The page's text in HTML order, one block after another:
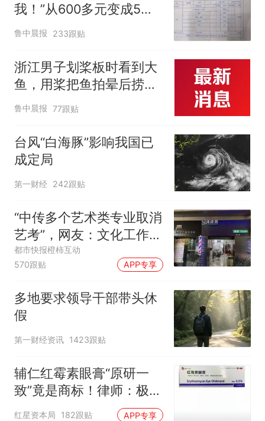
我！”从600多元变成5万
元，57岁保洁阿姨做医美
后眼睛肿到流泪、视物模
糊
鲁中晨报 233跟贴
浙江男子划桨板时看到大
鱼，用桨把鱼拍晕后捞
起；当事人：鱼重7斤6
两，做成红烧辣子鱼块，
味道很好
鲁中晨报 77跟贴
台风“白海豚”影响我国已
成定局
第一财经 242跟贴
“中传多个艺术类专业取消
艺考”，网友：文化工作者
一定要有文化，这句话的
含金量还在持续上升
都市快报橙柿互动
570跟贴
APP专享
多地要求领导干部带头休
假
第一财经资讯 1423跟贴
辅仁红霉素眼膏“原研一
致”竟是商标！律师：极易
误导消费者，不妥
红星资本局 182跟贴 APP专享